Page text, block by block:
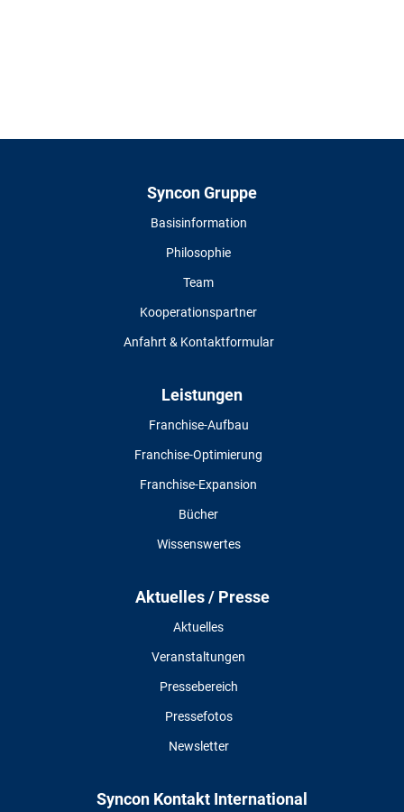
Syncon Gruppe
Basisinformation
Philosophie
Team
Kooperationspartner
Anfahrt & Kontaktformular
Leistungen
Franchise-Aufbau
Franchise-Optimierung
Franchise-Expansion
Bücher
Wissenswertes
Aktuelles / Presse
Aktuelles
Veranstaltungen
Pressebereich
Pressefotos
Newsletter
Syncon Kontakt International